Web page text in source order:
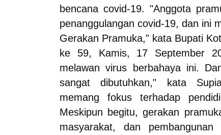
bencana covid-19. "Anggota
penanggulangan covid-19, dan ini
Gerakan Pramuka," kata Bupati
ke 59, Kamis, 17 September
melawan virus berbahaya ini.
sangat dibutuhkan," kata
memang fokus terhadap
Meskipun begitu, gerakan
masyarakat, dan